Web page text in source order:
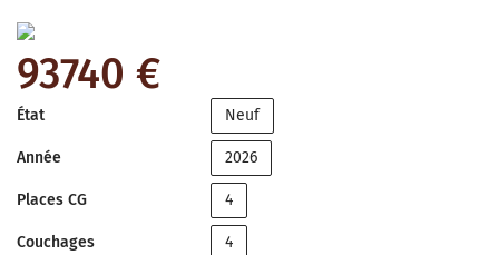
93740 €
État Neuf
Année 2026
Places CG 4
Couchages 4